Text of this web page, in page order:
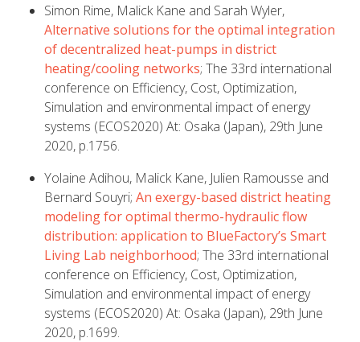
Simon Rime, Malick Kane and Sarah Wyler,
Alternative solutions for the optimal integration
of decentralized heat-pumps in district
heating/cooling networks; The 33rd international
conference on Efficiency, Cost, Optimization,
Simulation and environmental impact of energy
systems (ECOS2020) At: Osaka (Japan), 29th June
2020, p.1756.
Yolaine Adihou, Malick Kane, Julien Ramousse and
Bernard Souyri; An exergy-based district heating
modeling for optimal thermo-hydraulic flow
distribution: application to BlueFactory’s Smart
Living Lab neighborhood; The 33rd international
conference on Efficiency, Cost, Optimization,
Simulation and environmental impact of energy
systems (ECOS2020) At: Osaka (Japan), 29th June
2020, p.1699.